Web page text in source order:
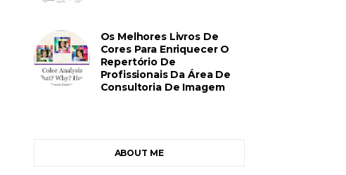
Os Melhores Livros De
Cores Para Enriquecer O
Repertório De
Profissionais Da Área De
Consultoria De Imagem
ABOUT ME